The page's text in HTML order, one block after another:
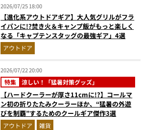
2026/07/25 18:00
【進化系アウトドアギア】大人気グリルがフラ
イパンに!?焚き火＆キャンプ飯がもっと楽しく
なる「キャプテンスタッグの最強ギア」4選
アウトドア
2026/07/22 20:00
特集 涼しい！「猛暑対策グッズ」
【ハードクーラーが厚さ11cmに!?】コールマ
ン初の折りたたみクーラーほか、“猛暑の外遊
びを制覇”するためのクールギア傑作3選
アウトドア 雑貨